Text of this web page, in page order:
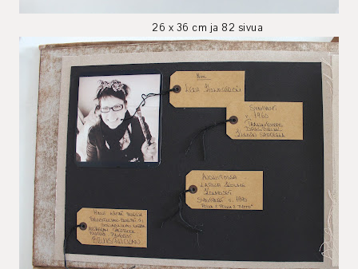
26 x 36 cm ja 82 sivua